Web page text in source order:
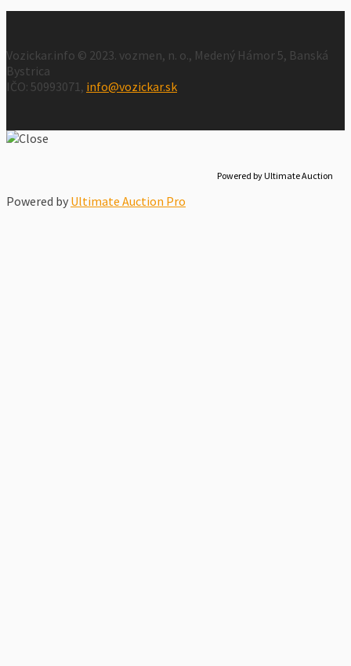
Vozickar.info © 2023. vozmen, n. o., Medený Hámor 5, Banská
Bystrica
IČO: 50993071, info@vozickar.sk
Powered by Ultimate Auction
Powered by Ultimate Auction Pro